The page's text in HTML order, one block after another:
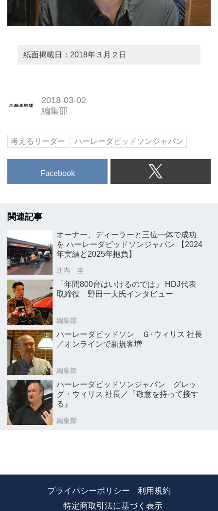
紙面掲載日：2018年３月２日
2018-03-02
編集部
考えるリーダー ハーレーダビッドソンジャパン
Facebook
関連記事
オーナー、ディーラーと三位一体で成功
を ハーレーダビッドソンジャパン 【2024
年実績と2025年抱負】
辻内 圭
「年間800台はいけるのでは」 HDJ代表
取締役 野田一夫氏インタビュー
編集部
ハーレーダビッドソン Ｇ･ウィリス 社長
／オンラインで新規客増
編集部
ハーレーダビッドソンジャパン グレッ
グ・ウィリス 社長／『敬意を持って接す
る』
編集部
プライバシーポリシー
利用規約
特定商取引法に基づく表示